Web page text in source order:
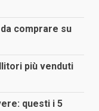
comprare su
più venduti
questi i 5